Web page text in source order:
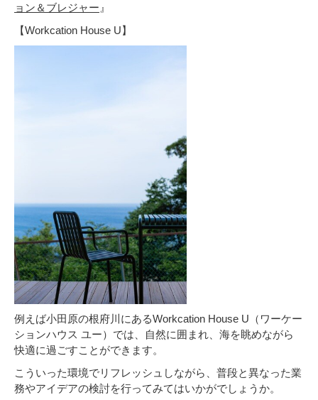
ョン＆ブレジャー 』
【Workcation House U】
例えば小田原の根府川にあるWorkcation House U（ワーケー
ションハウス ユー）では、自然に囲まれ、海を眺めながら
快適に過ごすことができます。
こういった環境でリフレッシュしながら、普段と異なった業
務やアイデアの検討を行ってみてはいかがでしょうか。